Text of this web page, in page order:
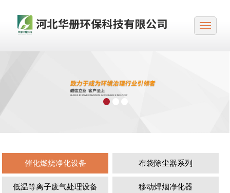
催化燃烧净化设备 布袋除尘器系列
低温等离子废气处理设备 移动焊烟净化器